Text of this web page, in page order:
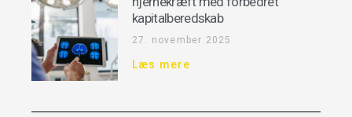
kapitalberedskab
27. november 2025
Læs mere